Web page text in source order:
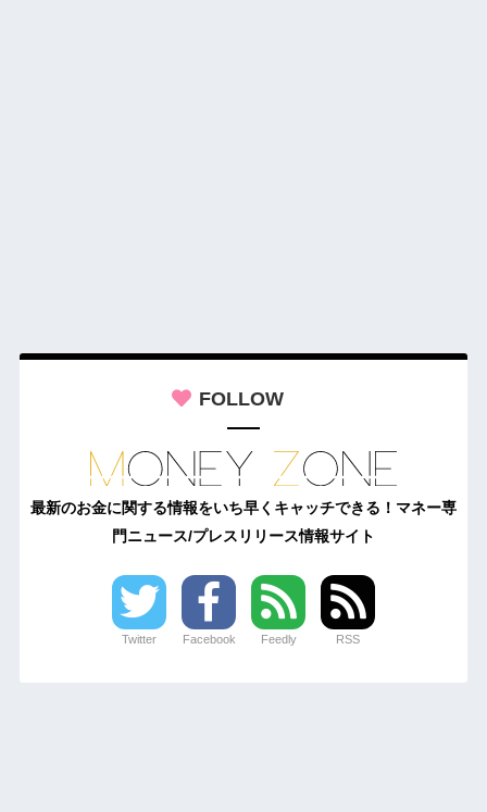
FOLLOW
最新のお金に関する情報をいち早くキャッチできる！マネー専
門ニュース/プレスリリース情報サイト
Twitter Facebook Feedly RSS